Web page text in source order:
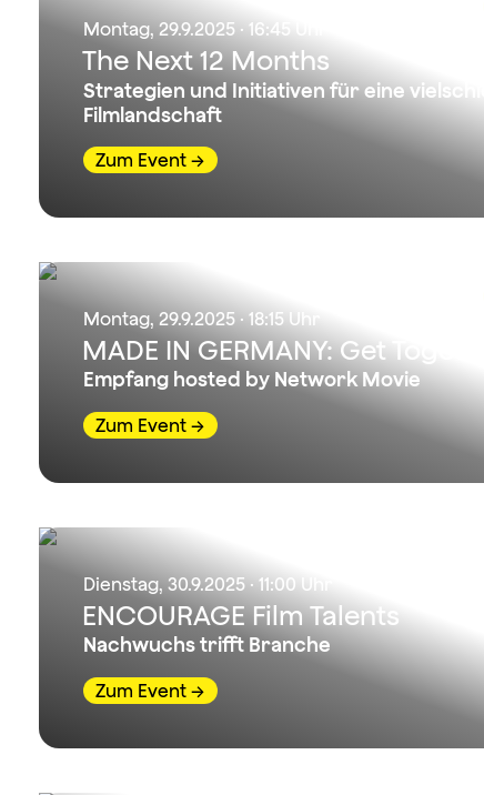
Montag, 29.9.2025 · 16:45 Uhr
The Next 12 Months
Strategien und Initiativen für eine
Filmlandschaft
Zum Event
Montag, 29.9.2025 · 18:15 Uhr
MADE IN GERMANY: Get
Empfang hosted by Network Movie
Zum Event
Dienstag, 30.9.2025 · 11:00 Uhr
ENCOURAGE Film Talents
Nachwuchs trifft Branche
Zum Event